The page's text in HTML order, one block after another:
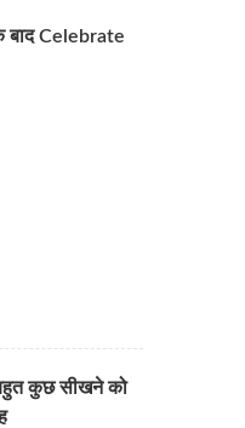
बाद Celebrate
कुछ सीखने को